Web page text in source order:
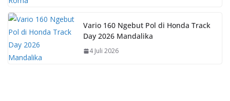
Vario 160 Ngebut Pol di Honda Track
Day 2026 Mandalika
4 Juli 2026